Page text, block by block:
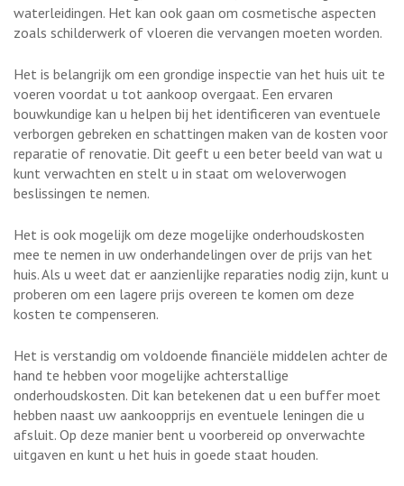
waterleidingen. Het kan ook gaan om cosmetische aspecten
zoals schilderwerk of vloeren die vervangen moeten worden.
Het is belangrijk om een grondige inspectie van het huis uit te
voeren voordat u tot aankoop overgaat. Een ervaren
bouwkundige kan u helpen bij het identificeren van eventuele
verborgen gebreken en schattingen maken van de kosten voor
reparatie of renovatie. Dit geeft u een beter beeld van wat u
kunt verwachten en stelt u in staat om weloverwogen
beslissingen te nemen.
Het is ook mogelijk om deze mogelijke onderhoudskosten
mee te nemen in uw onderhandelingen over de prijs van het
huis. Als u weet dat er aanzienlijke reparaties nodig zijn, kunt u
proberen om een lagere prijs overeen te komen om deze
kosten te compenseren.
Het is verstandig om voldoende financiële middelen achter de
hand te hebben voor mogelijke achterstallige
onderhoudskosten. Dit kan betekenen dat u een buffer moet
hebben naast uw aankoopprijs en eventuele leningen die u
afsluit. Op deze manier bent u voorbereid op onverwachte
uitgaven en kunt u het huis in goede staat houden.